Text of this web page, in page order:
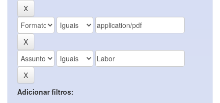
Adicionar filtros: